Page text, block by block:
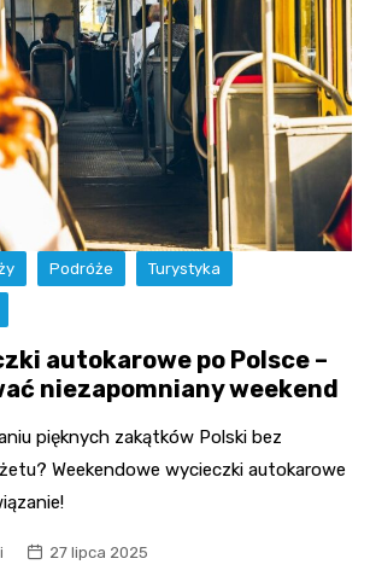
Podróże Turystyka
autokarowe po Polsce –
niezapomniany weekend
pięknych zakątków Polski bez
Weekendowe wycieczki autokarowe
27 lipca 2025